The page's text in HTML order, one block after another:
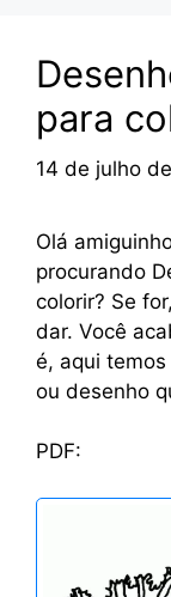
para
14 de julho
Olá
procurando
colorir? Se
dar. Você
é, aqui
ou desenho
PDF: